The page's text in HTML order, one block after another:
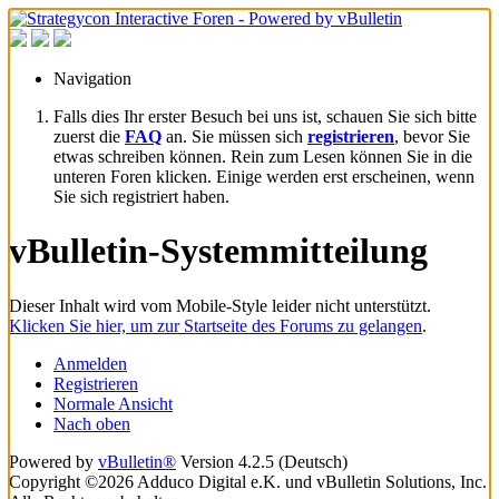
Navigation
Falls dies Ihr erster Besuch bei uns ist, schauen Sie sich bitte
zuerst die FAQ an. Sie müssen sich registrieren, bevor Sie
etwas schreiben können. Rein zum Lesen können Sie in die
unteren Foren klicken. Einige werden erst erscheinen, wenn
Sie sich registriert haben.
vBulletin-Systemmitteilung
Dieser Inhalt wird vom Mobile-Style leider nicht unterstützt.
Klicken Sie hier, um zur Startseite des Forums zu gelangen.
Anmelden
Registrieren
Normale Ansicht
Nach oben
Powered by vBulletin® Version 4.2.5 (Deutsch)
Copyright ©2026 Adduco Digital e.K. und vBulletin Solutions, Inc.